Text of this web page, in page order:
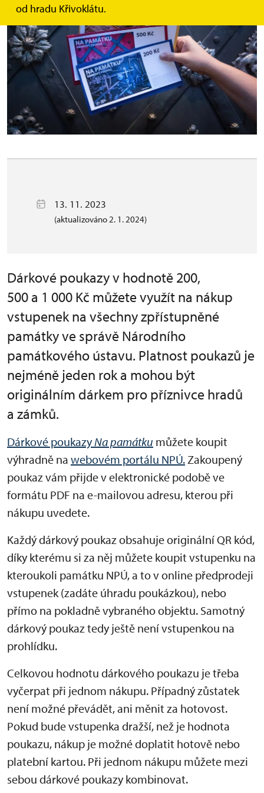
od hradu Křivoklátu.
13. 11. 2023
(aktualizováno 2. 1. 2024)
Dárkové poukazy v hodnotě 200,
500 a 1 000 Kč můžete využít na nákup
vstupenek na všechny zpřístupněné
památky ve správě Národního
památkového ústavu. Platnost poukazů je
nejméně jeden rok a mohou být
originálním dárkem pro příznivce hradů
a zámků.
Dárkové poukazyNa památku můžete koupit
výhradně na webovém portálu NPÚ. Zakoupený
poukaz vám přijde v elektronické podobě ve
formátu PDF na e-mailovou adresu, kterou při
nákupu uvedete.
Každý dárkový poukaz obsahuje originální QR kód,
díky kterému si za něj můžete koupit vstupenku na
kteroukoli památku NPÚ, a to v online předprodeji
vstupenek (zadáte úhradu poukázkou), nebo
přímo na pokladně vybraného objektu. Samotný
dárkový poukaz tedy ještě není vstupenkou na
prohlídku.
Celkovou hodnotu dárkového poukazu je třeba
vyčerpat při jednom nákupu. Případný zůstatek
není možné převádět, ani měnit za hotovost.
Pokud bude vstupenka dražší, než je hodnota
poukazu, nákup je možné doplatit hotově nebo
platební kartou. Při jednom nákupu můžete mezi
sebou dárkové poukazy kombinovat.